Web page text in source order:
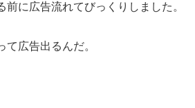
前に広告流れてびっくりしました。
て広告出るんだ。